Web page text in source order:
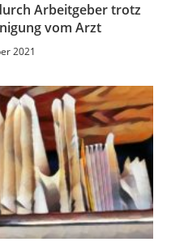
Arbeitgeber trotz
vom Arzt
2021